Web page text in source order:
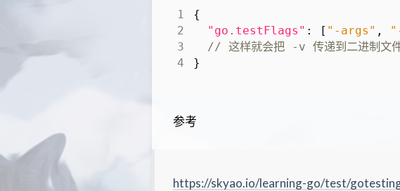
{
"go.testFlags" : [ "-args" ,
}
参考
https://skyao.io/learning-go/test/